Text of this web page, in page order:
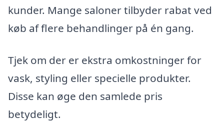
kunder. Mange saloner tilbyder rabat ved
køb af flere behandlinger på én gang.
Tjek om der er ekstra omkostninger for
vask, styling eller specielle produkter.
Disse kan øge den samlede pris
betydeligt.